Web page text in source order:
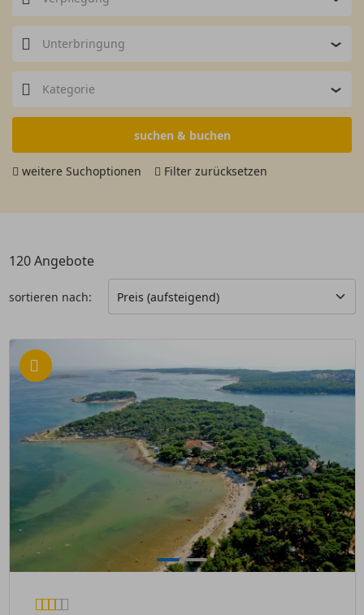
Unterbringung
Kategorie
suchen & buchen
weitere Suchoptionen Filter zurücksetzen
120Angebote
sortieren nach: